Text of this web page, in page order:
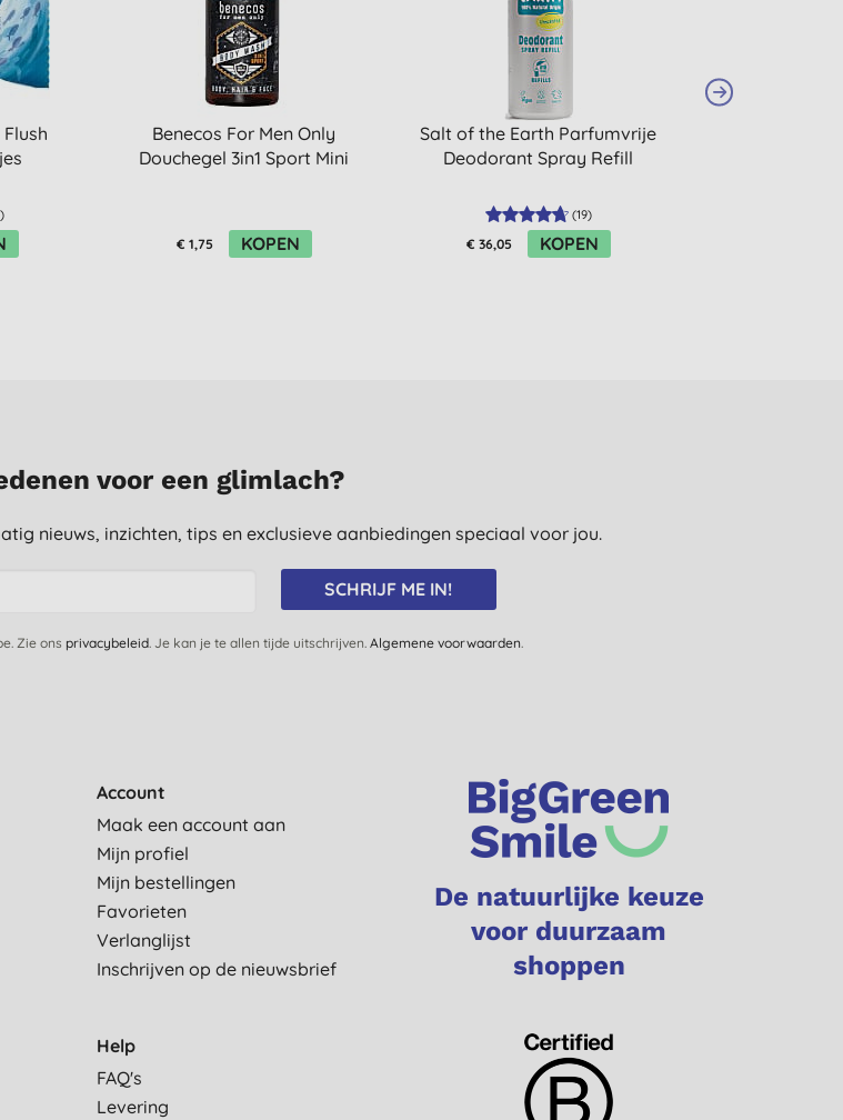
)
Benecos For Men Only
Douchegel 3in1 Sport Mini
€ 1,75 KOPEN
Salt of the Earth Parfumvrije
Deodorant Spray Refill
(19)
€ 36,05 KOPEN
voor een glimlach?
nieuws, inzichten, tips en exclusieve aanbiedingen speciaal voor jou.
SCHRIJF ME IN!
Zie ons privacybeleid. Je kan je te allen tijde uitschrijven. Algemene voorwaarden.
Account
Maak een account aan
Mijn profiel
Mijn bestellingen
Favorieten
Verlanglijst
Inschrijven op de nieuwsbrief
Help
FAQ's
Levering
De natuurlijke keuze
voor duurzaam
shoppen